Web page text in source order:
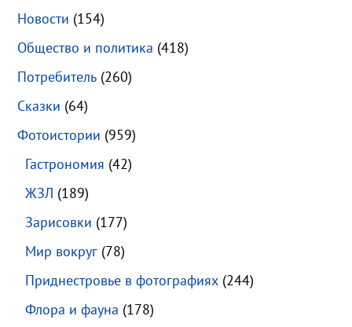
Новости (154)
Общество и политика (418)
Потребитель (260)
Сказки (64)
Фотоистории (959)
Гастрономия (42)
ЖЗЛ (189)
Зарисовки (177)
Мир вокруг (78)
Приднестровье в фотографиях (244)
Флора и фауна (178)